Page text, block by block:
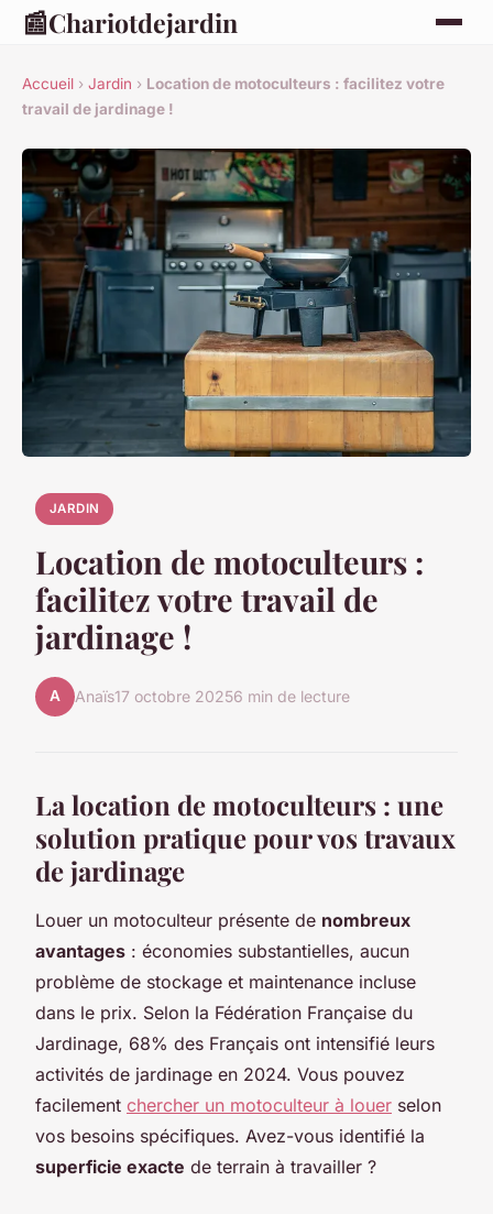
📰Chariotdejardin
Accueil › Jardin › Location de motoculteurs : facilitez votre
travail de jardinage !
JARDIN
Location de motoculteurs :
facilitez votre travail de
jardinage !
A Anaïs17 octobre 20256 min de lecture
La location de motoculteurs : une
solution pratique pour vos travaux
de jardinage
Louer un motoculteur présente de nombreux
avantages : économies substantielles, aucun
problème de stockage et maintenance incluse
dans le prix. Selon la Fédération Française du
Jardinage, 68% des Français ont intensifié leurs
activités de jardinage en 2024. Vous pouvez
facilement chercher un motoculteur à louer selon
vos besoins spécifiques. Avez-vous identifié la
superficie exacte de terrain à travailler ?